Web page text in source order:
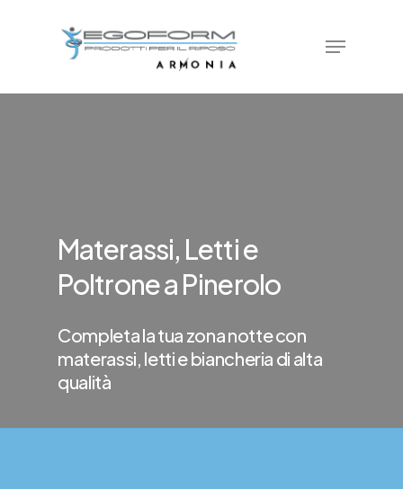
content
Menu
Materassi, Letti e
Poltrone a Pinerolo
Completa la tua zona notte con
materassi, letti e biancheria di alta
qualità